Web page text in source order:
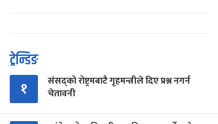
ट्रेन्डिङ
१
संसद्को रोष्ट्रमबाटै गृहमन्त्रीले दिए प्रश्न नगर्न
चेतावनी